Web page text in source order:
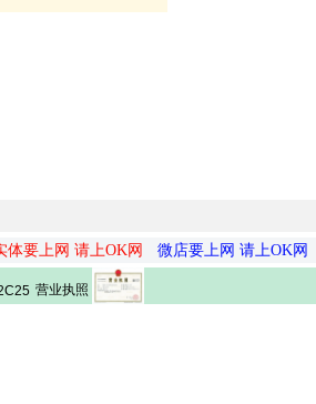
体要上网 请上OK网 微店要上网 请上OK网
营业执照